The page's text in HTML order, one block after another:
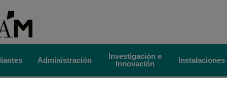
Administración
Investigación e
Innovación
Instalaciones